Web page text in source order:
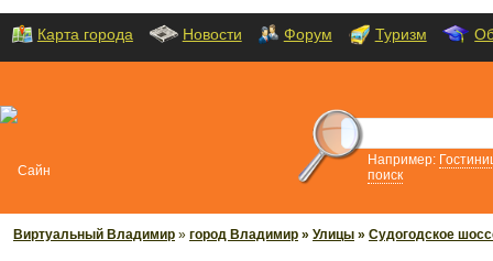
Карта города Новости Форум Туризм
Например:
поиск
Виртуальный Владимир » город Владимир » Улицы » Судогодское